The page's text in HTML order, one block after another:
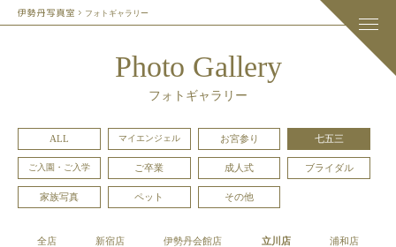
フォトギャラリー
Photo Gallery
フォトギャラリー
ALL マイエンジェル お宮参り 七五三
ご入園・ご入学 ご卒業 成人式 ブライダル
家族写真 ペット その他
全店 新宿店 伊勢丹会館店 立川店 浦和店